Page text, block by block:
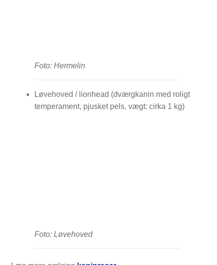
Foto: Hermelin
Løvehoved / lionhead (dværgkanin med roligt
temperament, pjusket pels, vægt: cirka 1 kg)
Foto: Løvehoved